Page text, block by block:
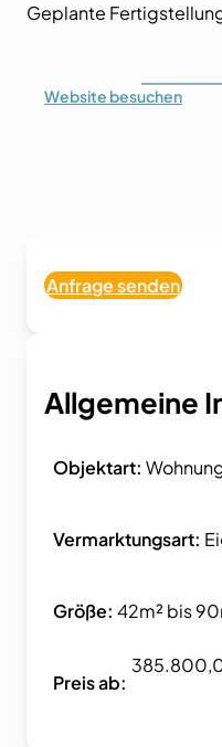
Geplante
Website besuchen
Anfrage senden
Allgemeine
Objektart:
Vermarktungsart:
Größe: 42m² bis
Preis ab: